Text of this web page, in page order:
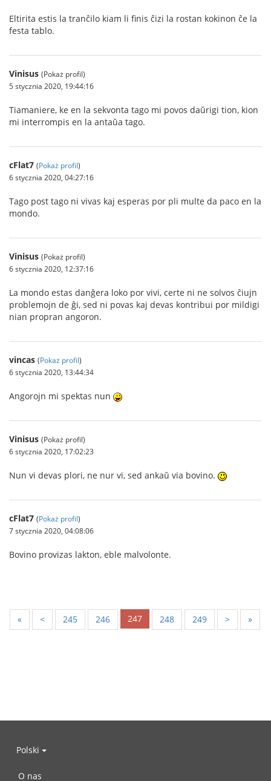
Eltirita estis la tranĉilo kiam li finis ĉizi la rostan kokinon ĉe la
festa tablo.
Vinisus (Pokaż profil)
5 stycznia 2020, 19:44:16
Tiamaniere, ke en la sekvonta tago mi povos daŭrigi tion, kion
mi interrompis en la antaŭa tago.
cFlat7 (Pokaż profil)
6 stycznia 2020, 04:27:16
Tago post tago ni vivas kaj esperas por pli multe da paco en la
mondo.
Vinisus (Pokaż profil)
6 stycznia 2020, 12:37:16
La mondo estas danĝera loko por vivi, certe ni ne solvos ĉiujn
problemojn de ĝi, sed ni povas kaj devas kontribui por mildigi
nian propran angoron.
vincas (Pokaż profil)
6 stycznia 2020, 13:44:34
Angorojn mi spektas nun
Vinisus (Pokaż profil)
6 stycznia 2020, 17:02:23
Nun vi devas plori, ne nur vi, sed ankaŭ via bovino.
cFlat7 (Pokaż profil)
7 stycznia 2020, 04:08:06
Bovino provizas lakton, eble malvolonte.
« < 245 246 247 248 249 > »
Polski
O nas